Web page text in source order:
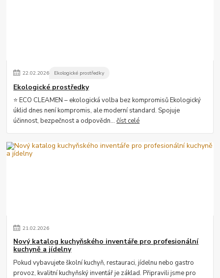
22.02.2026 Ekologické prostředky
Ekologické prostředky
⭐ ECO CLEAMEN – ekologická volba bez kompromisů Ekologický
úklid dnes není kompromis, ale moderní standard. Spojuje
účinnost, bezpečnost a odpovědn...číst celé
21.02.2026
Nový katalog kuchyňského inventáře pro profesionální
kuchyně a jídelny
Pokud vybavujete školní kuchyň, restauraci, jídelnu nebo gastro
provoz, kvalitní kuchyňský inventář je základ. Připravili jsme pro